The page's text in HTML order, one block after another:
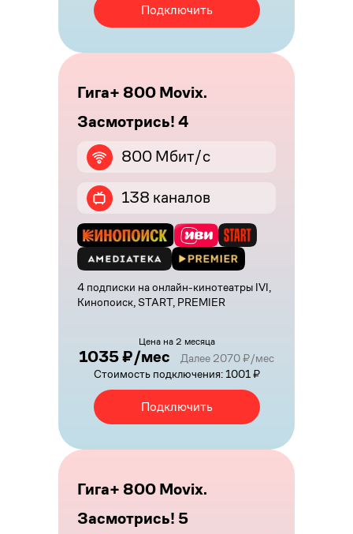
Подключить
Гига+ 800 Movix.
Засмотрись! 4
800 Мбит/с
138 каналов
4 подписки на онлайн-кинотеатры IVI,
Кинопоиск, START, PREMIER
Цена на 2 месяца
1035 ₽/мес
Далее 2070 ₽/мес
Стоимость подключения: 1001 ₽
Подключить
Гига+ 800 Movix.
Засмотрись! 5